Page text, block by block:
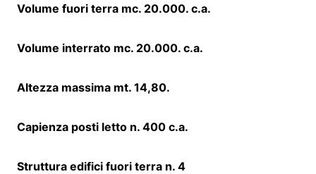
Volume fuori terra mc. 20.000. c.a.
Volume interrato mc. 20.000. c.a.
Altezza massima mt. 14,80.
Capienza posti letto n. 400 c.a.
Struttura edifici fuori terra n. 4